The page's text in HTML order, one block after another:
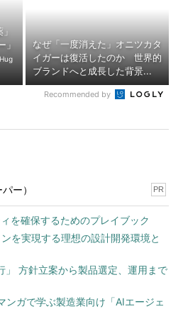
」
なぜ「一度消えた」オニツカタ
イガーは復活したのか 世界的
ブランドへと成長した背景...
Recommended by
ー） PR
を確保するためのプレイブック
を実現する理想の設計開発環境と
」 方針立案から製品選定、運用まで
ンガで学ぶ製造業向け「AIエージェ